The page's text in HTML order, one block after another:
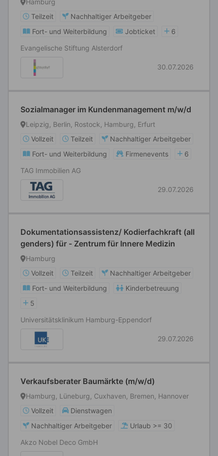
Hamburg
Teilzeit
Nachhaltiger Arbeitgeber
Fort- und Weiterbildung
Jobticket
6
Evangelische Stiftung Alsterdorf
30.07.2026
Sozialmanager im Kundenmanagement m/w/d
Leipzig, Berlin, Rostock, Hamburg, Erfurt
Vollzeit
Teilzeit
Nachhaltiger Arbeitgeber
Fort- und Weiterbildung
Firmenevents
6
TAG Immobilien AG
29.07.2026
Dokumentationsassistenz/ Kodierfachkraft (all
genders) für - Zentrum für Innere Medizin
Hamburg
Vollzeit
Teilzeit
Nachhaltiger Arbeitgeber
Fort- und Weiterbildung
Kinderbetreuung
5
Universitätsklinikum Hamburg-Eppendorf
29.07.2026
Verkaufsberater Baumärkte (m/w/d)
Hamburg, Lüneburg, Cuxhaven, Bremen, Hannover
Vollzeit
Dienstwagen
Nachhaltiger Arbeitgeber
Urlaub >= 30
Akzo Nobel Deco GmbH